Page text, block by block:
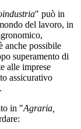
" può in
del lavoro, in
anche possibile
superamento di
alle imprese
assicurativo
in "Agraria,